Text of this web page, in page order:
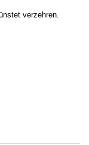
verzehren.